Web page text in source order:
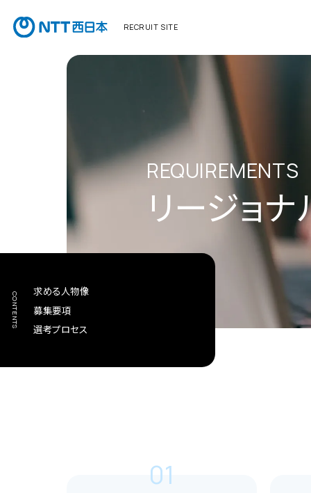
RECRUIT SITE
REQUIREMENTS
リージョ
CONTENTS
求める人物像
募集要項
選考プロセス
01